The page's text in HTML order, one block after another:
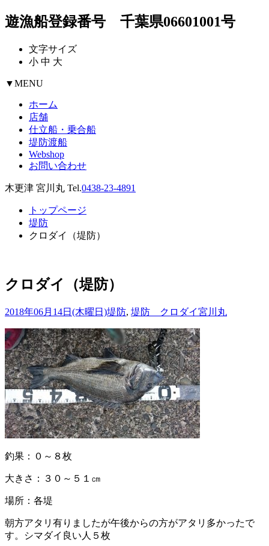
遊漁船登録番号 千葉県06601001号
文字サイズ
小 中 大
▼MENU
ホーム
店舗
仕立船・乗合船
堤防渡船
Webshop
お問い合わせ
木更津 宮川丸 Tel.0438-23-4891
トップページ
堤防
クロダイ（堤防）
クロダイ（堤防）
2018年06月14日(木曜日)堤防, 堤防 クロダイ宮川丸
釣果：０～８枚
大きさ：３０～５１㎝
場所：各堤
朝方アタリ有りましたが午後からの方がアタリ多かったで
す。シマダイ良い人５枚